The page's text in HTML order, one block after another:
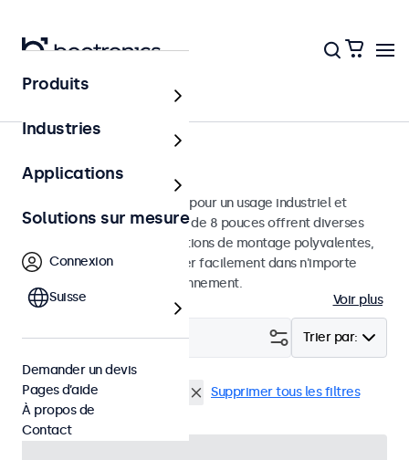
Écrans
Moniteurs 8 pouces
Moniteurs 8 pouces conçus pour un usage industriel et
commercial. Ces moniteurs de 8 pouces offrent diverses
connexions vidéo et des options de montage polyvalentes,
leur permettant de s'intégrer facilement dans n'importe
quelle application et environnement.
Voir plus
Trier par:
Filtrer (1)
Écrans 8 pouces Supprimer tous les filtres
Produits
Industries
Applications
Solutions sur mesure
Connexion
Suisse
Demander un devis
Pages d’aide
À propos de
Contact